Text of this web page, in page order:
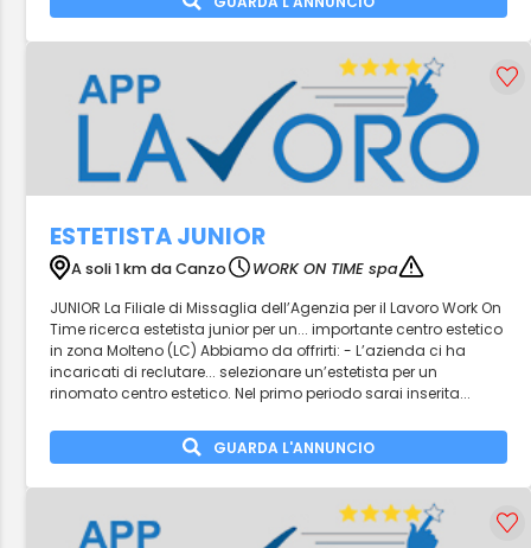
ESTETISTA JUNIOR
A soli 1 km da Canzo
WORK ON TIME spa
JUNIOR La Filiale di Missaglia dell’Agenzia per il Lavoro Work On
Time ricerca estetista junior per un... importante centro estetico
in zona Molteno (LC) Abbiamo da offrirti: - L’azienda ci ha
incaricati di reclutare... selezionare un’estetista per un
rinomato centro estetico. Nel primo periodo sarai inserita...
GUARDA L'ANNUNCIO